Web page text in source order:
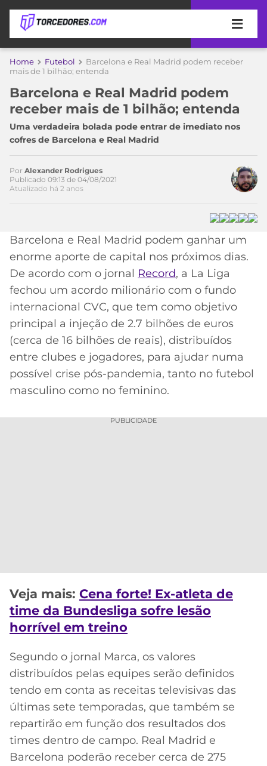
APOSTAS
DE
APOSTA
MELHORES
SITES
DE
APOSTAS
2026
PROMOCIONAL
BETBOOM
CÓDIGO
DE
INDICAÇÃO
BET365
CÓDIGO
BETANO
APPS
COPA
DO
MUNDO
TIMES
MEU
PALMEIRAS
CORINTHIANS
SÃO
PAULO
SANTOS
FLAMENGO
ATLÉTICO
MG
CAMPEONATOS
BRASILEIRÃO
SÉRIE
LIBERTADORES
COPA
DO
BRASIL
PREMIER
MÍDIA
ESPORTIVA
MERCADO
BOLA
PALPITES
Home Futebol
Barcelona e Real Madrid podem receber
mais de 1 bilhão; entenda
Barcelona e Real Madrid podem
receber mais de 1 bilhão; entenda
Uma verdadeira bolada pode entrar de imediato nos
cofres de Barcelona e Real Madrid
Acesse o perfil do autor
no Twitter
Por Alexander Rodrigues
Publicado 09:13 de 04/08/2021
Atualizado há 2 anos
Barcelona e Real Madrid podem ganhar um
enorme aporte de capital nos próximos dias.
De acordo com o jornal Record, a La Liga
fechou um acordo milionário com o fundo
internacional CVC, que tem como objetivo
principal a injeção de 2.7 bilhões de euros
(cerca de 16 bilhões de reais), distribuídos
entre clubes e jogadores, para ajudar numa
possível crise pós-pandemia, tanto no futebol
masculino como no feminino.
PUBLICIDADE
Veja mais: Cena forte! Ex-atleta de
time da Bundesliga sofre lesão
horrível em treino
Segundo o jornal Marca, os valores
distribuídos pelas equipes serão definidos
tendo em conta as receitas televisivas das
últimas sete temporadas, que também se
repartirão em função dos resultados dos
times dentro de campo. Real Madrid e
Barcelona poderão receber cerca de 275